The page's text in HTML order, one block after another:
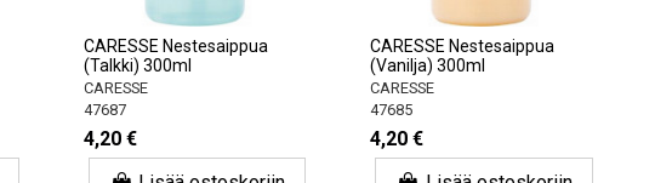
CARESSE Nestesaippua
(Talkki) 300ml
CARESSE
47687
4,20 €
CARESSE Nestesaippua
(Vanilja) 300ml
CARESSE
47685
4,20 €